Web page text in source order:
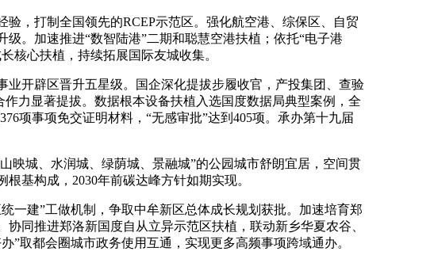
，打制全国领先的RCEP示范区。强化航空港、综保区、自贸
。加速推进“数智陆港”二期和聪慧空港扶植；依托“电子港
核心扶植，持续拓展国际友城收集。
开辟区晋升五星级。国企深化提拔步履收官，产投集团、查验
力显著提拔。数据根本设备扶植入选国度数据局典型案例，全
项事项免交证明材料，“无感审批”达到405项。承办第十九届
城、水润城、绿荫城、景融城”的公园城市舒朗宜居，空间贯
基构成，2030年前碳达峰方针如期实现。
建”工做机制，争取中牟新区总体成长规划获批。加速培育郑
同推进郑洛新国度自从立异示范区扶植，联动新乡华夏农谷、
取都会圈城市政务使用互通，实现更多高频事项跨域通办。